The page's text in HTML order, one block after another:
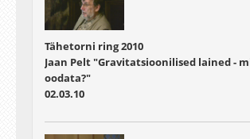
Tähetorni ring 2010
Jaan Pelt "Gravitatsioonilised lained -
oodata?"
02.03.10